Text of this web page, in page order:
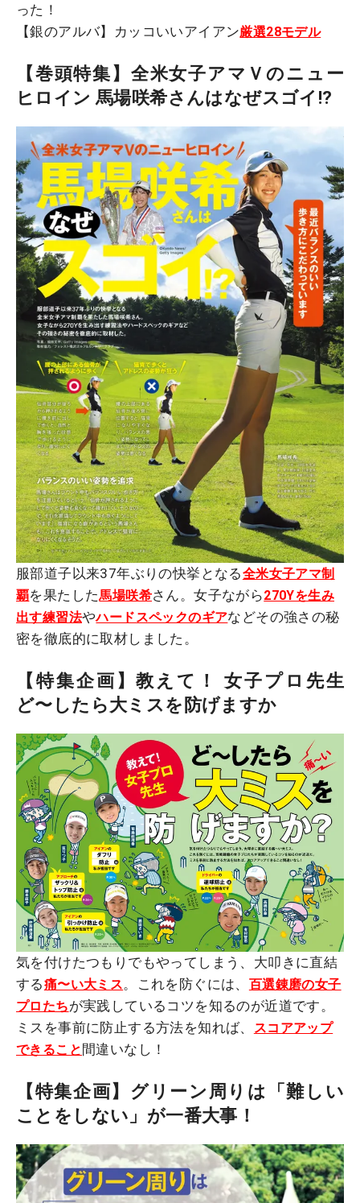
った！
【銀のアルバ】カッコいいアイアン厳選28モデル
【巻頭特集】全米女子アマＶのニュー
ヒロイン 馬場咲希さんはなぜスゴイ!?
服部道子以来37年ぶりの快挙となる全米女子アマ制
覇を果たした馬場咲希さん。女子ながら270Yを生み
出す練習法やハードスペックのギアなどその強さの秘
密を徹底的に取材しました。
【特集企画】教えて！ 女子プロ先生
ど〜したら大ミスを防げますか
気を付けたつもりでもやってしまう、大叩きに直結
する痛〜い大ミス。これを防ぐには、 百選錬磨の女子
プロたちが実践しているコツを知るのが近道です。
ミスを事前に防止する方法を知れば、 スコアアップ
できること間違いなし！
【特集企画】グリーン周りは「難しい
ことをしない」が一番大事！